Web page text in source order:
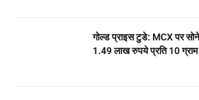
गोल्ड प्राइस टुडे: MCX पर सोने
1.49 लाख रुपये प्रति 10 ग्राम